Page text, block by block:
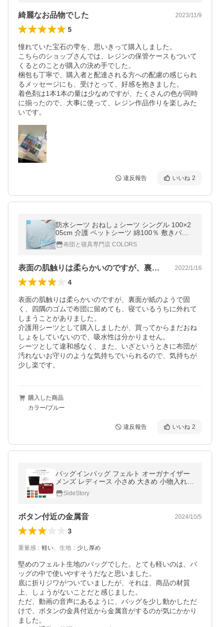
綺麗なお品物でした 2023/11/9
5
憧れていた宝石の雫を、思いきって購入しました。
こちらのショップさんでは、レジンの保管ケースもついて
くるとのことが購入の決め手でした。
梱包も丁寧で、購入者と配達される方への配慮の感じられ
るメッセージにも、受けとって、好感を抱きました。
着色剤は1本1本の量は少なめですが、たくさんの色が同時
に揃ったので、大事に使って、レジン作品作りを楽しみた
いです。
違反報告 いいね 2
防水シーツ おねしょシーツ シングル 100×2
05cm 介護 ペットシーツ 綿100％ 敷きパッ
ド 介護用品 ベビー 赤ちゃん ペット 寝具
布団と寝具専門店 COLORS
表面の肌触りは柔らかいのですが、裏面が… 2022/1/16
4
表面の肌触りは柔らかいのですが、裏面が紙のようで固
く、四隅のゴムで布団に留めても、寝ているうちに外れて
しまうことがありました。
介護用シーツとして購入しましたが、買ってからまだおね
しょをしていないので、吸水性は分かりません。
シーツとして違和感なく、また、いざというときに布団が
汚れないお守りのような気持ちでいられるので、気持ちが
少し楽です。
購入した商品
カラー/ブルー
違反報告 いいね 2
バッグインバッグ フェルト オーガナイザー
メンズ レディース 小さめ 大きめ 小物入れ
インナーバッグ バックインバック 整理 バッ
グ ポーチ バッグ
SideStory
ボタン付近の金属音 2024/10/5
3
重量感 ： 軽い、 生地 ： 少し厚め
堅めのフェルト生地のバッグでした。とても軽いのは、バ
ッグの中で使いやすそうだなと思いました。
底に折りジワがついていましたが、それは、商品の材質
上、しょうがないことだと感じました。
ただ、動画の音声にあるように、バッグを少し動かしただ
けで、ボタンの金具付近から金属音がするのが気にかかり
ました。